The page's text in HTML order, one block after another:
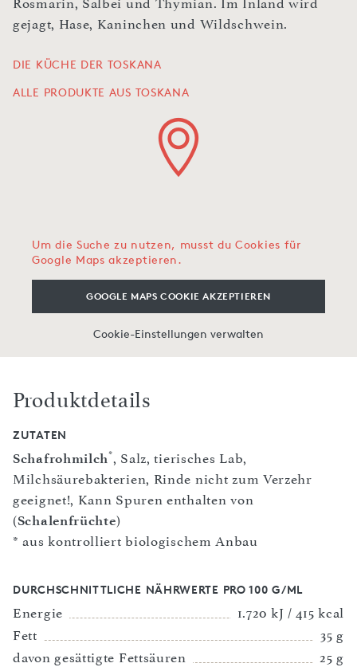
Rosmarin, Salbei und Thymian. Im Inland wird
gejagt, Hase, Kaninchen und Wildschwein.
DIE KÜCHE DER TOSKANA
ALLE PRODUKTE AUS TOSKANA
Um die Suche zu nutzen, musst du Cookies für
Google Maps akzeptieren.
GOOGLE MAPS COOKIE AKZEPTIEREN
Cookie-Einstellungen verwalten
Produktdetails
ZUTATEN
Schafrohmilch*, Salz, tierisches Lab,
Milchsäurebakterien, Rinde nicht zum Verzehr
geeignet!, Kann Spuren enthalten von
(Schalenfrüchte)
* aus kontrolliert biologischem Anbau
DURCHSCHNITTLICHE NÄHRWERTE PRO 100 G/ML
Energie
1.720 kJ / 415 kcal
Fett
35 g
davon gesättigte Fettsäuren
25 g